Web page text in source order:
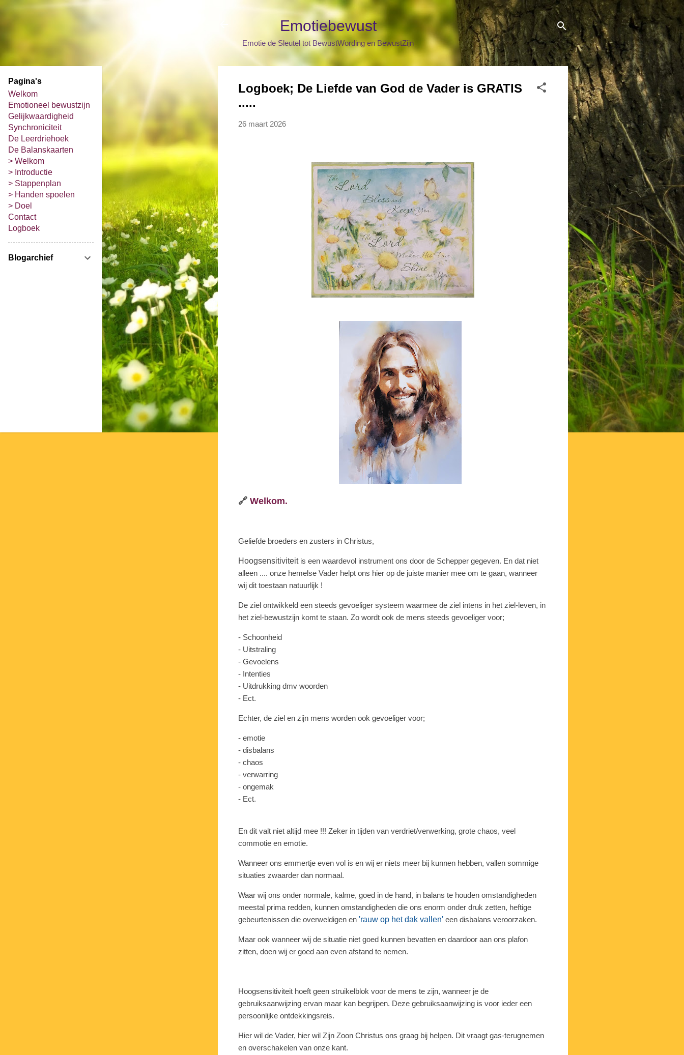
Doorgaan naar hoofdcontent
Emotiebewust
Emotie de Sleutel tot BewustWording en BewustZijn
Logboek; De Liefde van God de Vader is GRATIS
.....
26 maart 2026
🔗 Welkom.
Geliefde broeders en zusters in Christus,
Hoogsensitiviteitis een waardevol instrument ons door de Schepper gegeven. En dat niet
alleen .... onze hemelse Vader helpt ons hier op de juiste manier mee om te gaan, wanneer
wij dit toestaan natuurlijk !
De ziel ontwikkeld een steeds gevoeliger systeem waarmee de ziel intens in het ziel-leven, in
het ziel-bewustzijn komt te staan. Zo wordt ook de mens steeds gevoeliger voor;
- Schoonheid
- Uitstraling
- Gevoelens
- Intenties
- Uitdrukking dmv woorden
- Ect.
Echter, de ziel en zijn mens worden ook gevoeliger voor;
- emotie
- disbalans
- chaos
- verwarring
- ongemak
- Ect.
En dit valt niet altijd mee !!! Zeker in tijden van verdriet/verwerking, grote chaos, veel
commotie en emotie.
Wanneer ons emmertje even vol is en wij er niets meer bij kunnen hebben, vallen sommige
situaties zwaarder dan normaal.
Waar wij ons onder normale, kalme, goed in de hand, in balans te houden omstandigheden
meestal prima redden, kunnen omstandigheden die ons enorm onder druk zetten, heftige
gebeurtenissen die overweldigen en 'rauw op het dak vallen' een disbalans veroorzaken.
Maar ook wanneer wij de situatie niet goed kunnen bevatten en daardoor aan ons plafon
zitten, doen wij er goed aan even afstand te nemen.
Hoogsensitiviteit hoeft geen struikelblok voor de mens te zijn, wanneer je de
gebruiksaanwijzing ervan maar kan begrijpen. Deze gebruiksaanwijzing is voor ieder een
persoonlijke ontdekkingsreis.
Hier wil de Vader, hier wil Zijn Zoon Christus ons graag bij helpen. Dit vraagt gas-terugnemen
en overschakelen van onze kant.
Pagina's
Welkom
Emotioneel bewustzijn
Gelijkwaardigheid
Synchroniciteit
De Leerdriehoek
De Balanskaarten
> Welkom
> Introductie
> Stappenplan
> Handen spoelen
> Doel
Contact
Logboek
Blogarchief